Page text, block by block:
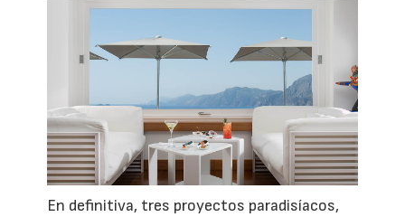
En definitiva, tres proyectos paradisíacos,